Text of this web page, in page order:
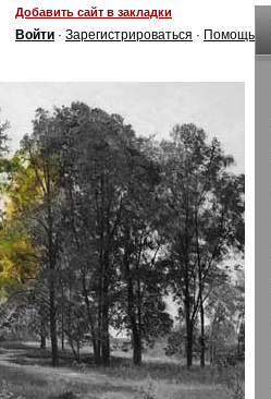
Добавить сайт в закладки
Войти · Зарегистрироваться · Помощь